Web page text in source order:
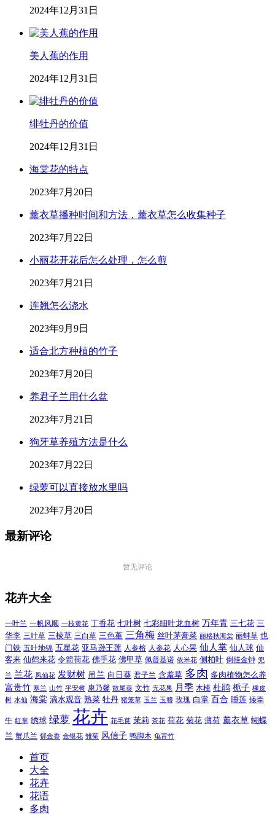
2024年12月31日
美人蕉的作用
2024年12月31日
绯牡丹的价值
2024年12月31日
海棠花的特点
2023年7月20日
薰衣草播种时间和方法，薰衣草怎么收集种子
2023年7月22日
小丽花开花后怎么处理，怎么剪
2023年7月21日
连翘怎么浇水
2023年9月9日
适合北方种植的竹子
2023年7月20日
养君子兰用什么盆
2023年7月21日
狗牙草养殖方法是什么
2023年7月22日
绿萝可以直接放水里吗
2023年7月20日
最新评论
暂无评论
花卉大全
一叶兰 一帆风顺 一枝黄花 丁香花 七叶树 七彩细叶龙血树 万年青 三七花 三
华李 三叶草 三棱草 三白草 三色堇 三角梅 丝叶茅膏菜 丽格秋海棠 丽蚌草 也
门铁 五叶地锦 五星花 亚马逊王莲 人参榕 人参花 人心果 仙人掌 仙人球 仙
客来 仙鹤来花 令箭荷花 佛手花 佛甲草 佩普基诺 依米花 侧柏叶 倒挂金钟 兜
兰 兰花 凤仙花 发财树 吊兰 向日葵 君子兰 含羞草 多肉 多肉植物怎么养
富贵竹 寒兰 山竹 平安树 康乃馨 散尾葵 文竹 无花果 月季 木槿 杜鹃 栀子 橡皮
树 水仙 海棠 滴水观音 熟菜 牡丹 猪笼草 玉兰 玉簪 玫瑰 白掌 百合 睡莲 矮牵
牛 红掌 绣球 绿萝 花卉 花毛茛 茉莉 茶花 荷花 菊花 薄荷 薰衣草 蝴蝶
兰 蟹爪兰 郁金香 金银花 雏菊 风信子 鸭脚木 龟背竹
首页
大全
花卉
花语
多肉